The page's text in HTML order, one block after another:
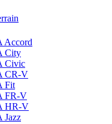
Accord
City
Civic
CR-V
Fit
FR-V
HR-V
Jazz